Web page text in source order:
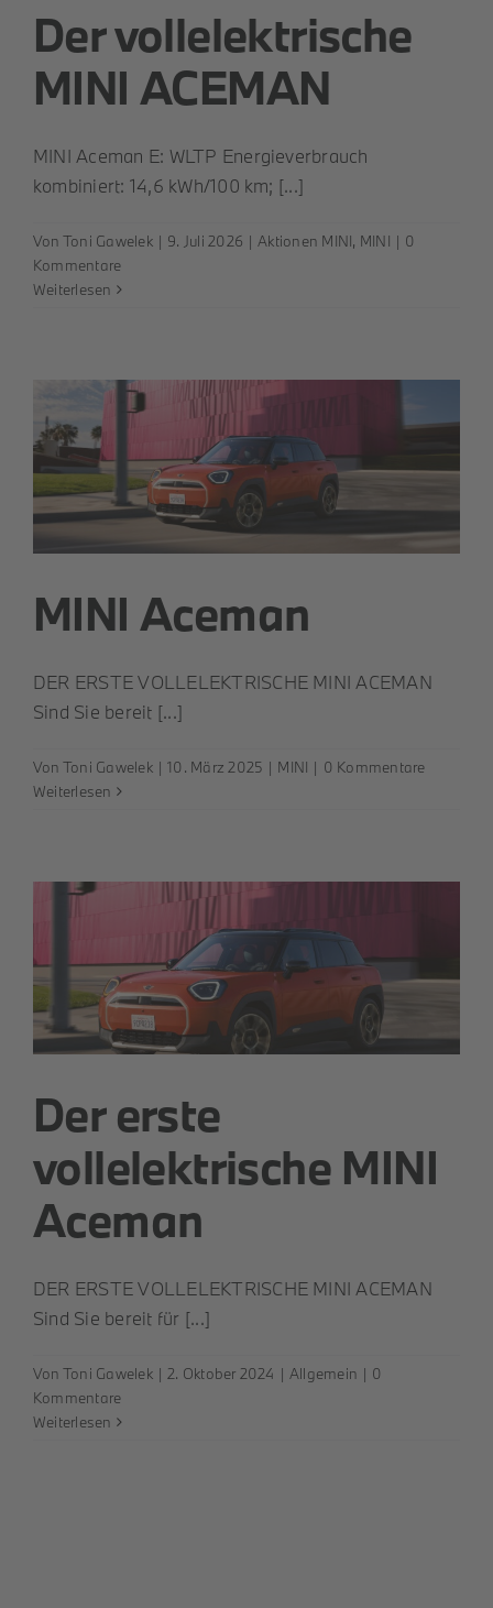
Der vollelektrische
MINI ACEMAN
MINI Aceman E: WLTP Energieverbrauch
kombiniert: 14,6 kWh/100 km; [...]
Von Toni Gawelek | 9. Juli 2026 | Aktionen MINI, MINI | 0
Kommentare
Weiterlesen
MINI Aceman
DER ERSTE VOLLELEKTRISCHE MINI ACEMAN
Sind Sie bereit [...]
Von Toni Gawelek | 10. März 2025 | MINI | 0 Kommentare
Weiterlesen
Der erste
vollelektrische MINI
Aceman
DER ERSTE VOLLELEKTRISCHE MINI ACEMAN
Sind Sie bereit für [...]
Von Toni Gawelek | 2. Oktober 2024 | Allgemein | 0
Kommentare
Weiterlesen